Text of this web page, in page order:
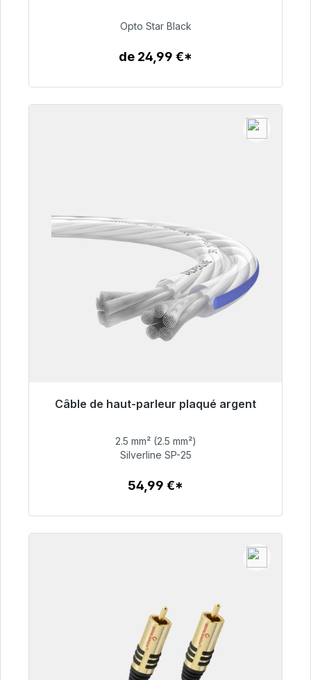
93,00 €
Opto Star Black
de 24,99 €*
Câble de haut-parleur plaqué argent
54,99 €
2.5 mm² (2.5 mm²)
Silverline SP-25
54,99 €*